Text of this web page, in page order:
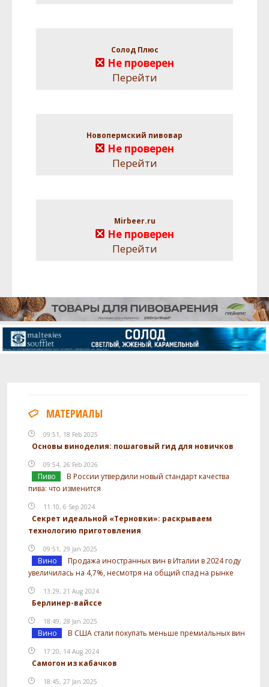
Солод Плюс
Не проверен
Перейти
Новопермский пивовар
Не проверен
Перейти
Mirbeer.ru
Не проверен
Перейти
МАТЕРИАЛЫ
09:51, 18 Feb 2025
Основы виноделия: пошаговый гид для новичков
09:54, 26 Feb 2026
Пиво
В России утвердили новый стандарт качества
пива: что изменится
11:10, 6 Sep 2024
Секрет идеальной «Терновки»: раскрываем
технологию приготовления
09:51, 29 Jan 2025
Вино
Продажа иностранных вин в Италии в 2024 году
увеличилась на 4,7%, несмотря на общий спад на рынке
13:29, 21 Aug 2024
Берлинер-вайссе
18:49, 28 Jan 2025
Вино В США стали покупать меньше премиальных вин
17:20, 14 Aug 2024
Самогон из кабачков
18:45, 27 Jan 2025